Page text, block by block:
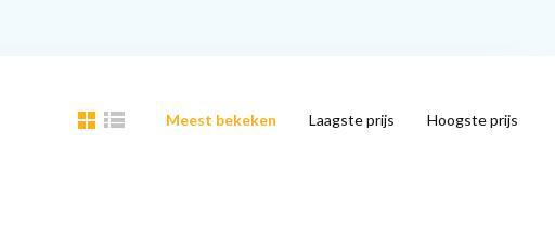
Meest bekeken Laagste prijs Hoogste prijs